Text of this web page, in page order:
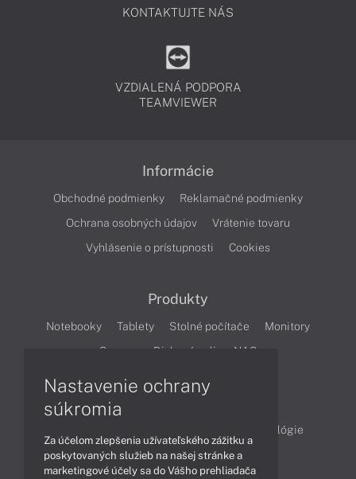
KONTAKTUJTE NÁS
VZDIALENÁ PODPORA
TEAMVIEWER
Informácie
Obchodné podmienky
Reklamačné podmienky
Ochrana osobných údajov
Vrátenie tovaru
Vyhlásenie o prístupnosti
Cookies
Produkty
Notebooky Tablety Stolné počítače
Monitory
Servery
Diskové polia a NAS
Technológie
Videá
Nastavenie ochrany
súkromia
Za účelom zlepšenia užívateľského zážitku a
poskytovaných služieb na našej stránke a
marketingové účely sa do Vášho prehliadača